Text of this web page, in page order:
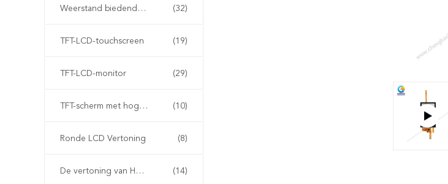
Weerstand biedende LCD Vertoning (32)
TFT-LCD-touchscreen (19)
TFT-LCD-monitor (29)
TFT-scherm met hoge helderheid (10)
Ronde LCD Vertoning (8)
De vertoning van HD tft (14)